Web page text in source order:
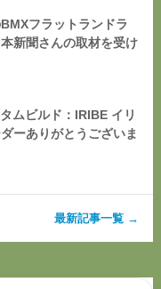
フラットランドラ
新聞さんの取材を受け
ムビルド：IRIBE イリ
ーありがとうございま
最新記事一覧 →